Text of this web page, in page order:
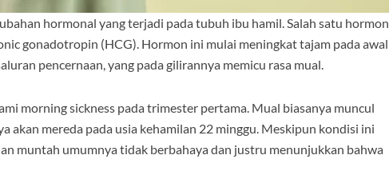
hormonal yang terjadi pada tubuh ibu hamil. Salah satu hormon
gonadotropin (HCG). Hormon ini mulai meningkat tajam pada awal
pencernaan, yang pada gilirannya memicu rasa mual.
morning sickness pada trimester pertama. Mual biasanya muncul
akan mereda pada usia kehamilan 22 minggu. Meskipun kondisi ini
muntah umumnya tidak berbahaya dan justru menunjukkan bahwa